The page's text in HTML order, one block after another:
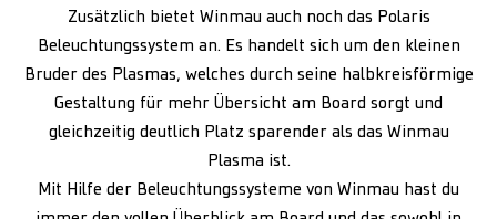
Zusätzlich bietet Winmau auch noch das Polaris
Beleuchtungssystem an. Es handelt sich um den kleinen
Bruder des Plasmas, welches durch seine halbkreisförmige
Gestaltung für mehr Übersicht am Board sorgt und
gleichzeitig deutlich Platz sparender als das Winmau
Plasma ist.
Mit Hilfe der Beleuchtungssysteme von Winmau hast du